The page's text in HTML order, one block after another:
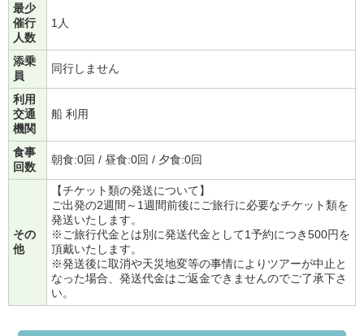
最少
催行
人数
1人
添乗
員
同行しません
利用
交通
機関
船 利用
食事
回数
朝食:0回 / 昼食:0回 / 夕食:0回
その
他
【チケット類の発送について】
ご出発の2週間～1週間前後にご旅行に必要なチケット類を
発送いたします。
※ご旅行代金とは別に発送代金として1予約につき500円を
頂戴いたします。
※発送後に取消や天災地変等の事情によりツアーが中止と
なった場合、発送代金はご返金できませんのでご了承下さ
い。